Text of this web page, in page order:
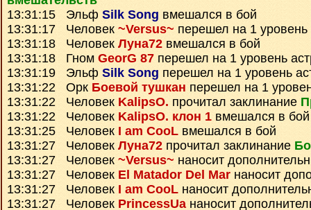
13:31:15 Эльф Silk Song вмешался в бой
13:31:17 Человек ~Versus~ перешел на 1 уровень
13:31:18 Человек Луна72 вмешался в бой
13:31:18 Гном GeorG 87 перешел на 1 уровень
13:31:19 Эльф Silk Song перешел на 1 уровень
13:31:22 Орк Боевой тушкан перешел на 1
13:31:22 Человек KalipsO. прочитал заклинание
13:31:22 Человек KalipsO. клон 1 вмешался в бой
13:31:25 Человек I am CooL вмешался в бой
13:31:27 Человек Луна72 прочитал заклинание
13:31:27 Человек ~Versus~ наносит
13:31:27 Человек El Matador Del Mar наносит
13:31:27 Человек I am CooL наносит
13:31:27 Человек PrincessUaнаносит